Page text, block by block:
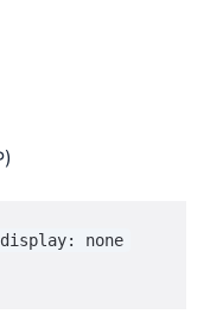
display: none